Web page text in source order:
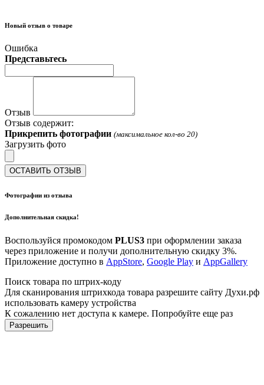
Новый отзыв о товаре
Ошибка
Представьтесь
Отзыв
Отзыв содержит:
Прикрепить фотографии (максимальное кол-во 20)
Загрузить фото
ОСТАВИТЬ ОТЗЫВ
Фотографии из отзыва
Дополнительная скидка!
Воспользуйся промокодом PLUS3 при оформлении заказа
через приложение и получи дополнительную скидку 3%.
Приложение доступно в AppStore, Google Play и AppGallery
Поиск товара по штрих-коду
Для сканирования штрихкода товара разрешите сайту Духи.рф
использовать камеру устройства
К сожалению нет доступа к камере. Попробуйте еще раз
Разрешить